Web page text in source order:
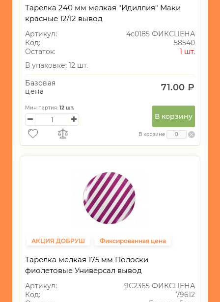
Тарелка 240 мм мелкая "Идиллия" Маки
красные 12/12 вывод
Артикул:
4с0185 ФИКСЦЕНА
Код:
58540
Остаток:
1 шт.
В упаковке: 12 шт.
Базовая
цена
71.00 ₽
Мин партия: 12 шт.
В корзину
В корзине
АКЦИЯ ДОБРУШ Фиксированная цена
Тарелка мелкая 175 мм Полоски
фиолетовые Универсал вывод
Артикул:
9С2365 ФИКСЦЕНА
Код:
79612